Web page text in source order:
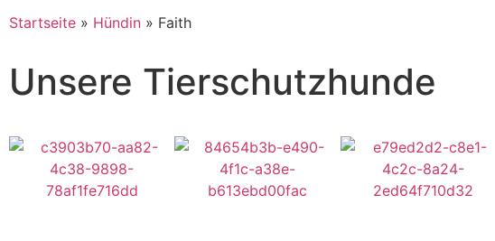
Startseite » Hündin » Faith
Unsere Tierschutzhunde